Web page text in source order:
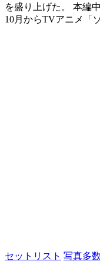
を盛り上げた。 本編
10月からTVアニメ「
セットリスト 写真多数